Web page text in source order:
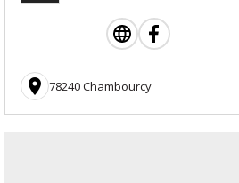
 78240 Chambourcy